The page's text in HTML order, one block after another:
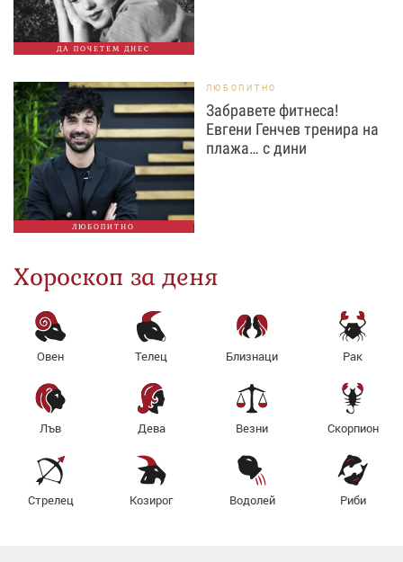
ДА ПОЧЕТЕМ ДНЕС
ЛЮБОПИТНО
ЛЮБОПИТНО
Забравете фитнеса!
Евгени Генчев тренира на
плажа… с дини
Хороскоп за деня
Овен Телец Близнаци Рак
Лъв Дева Везни Скорпион
Стрелец Козирог Водолей Риби